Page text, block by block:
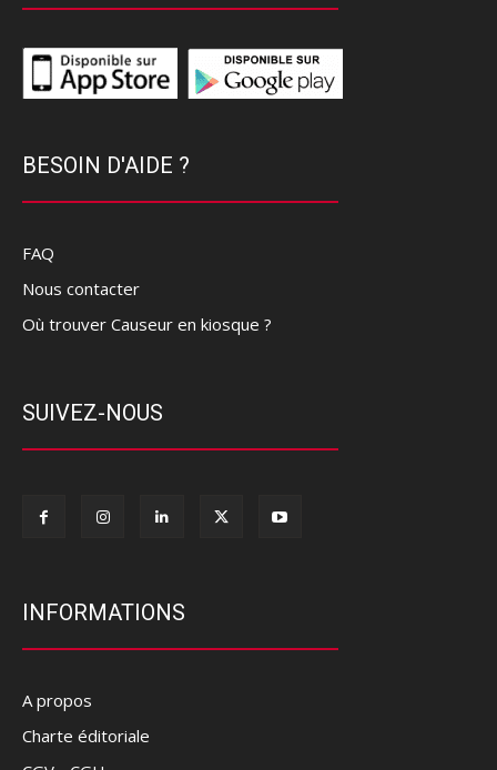
BESOIN D'AIDE ?
FAQ
Nous contacter
Où trouver Causeur en kiosque ?
SUIVEZ-NOUS
INFORMATIONS
A propos
Charte éditoriale